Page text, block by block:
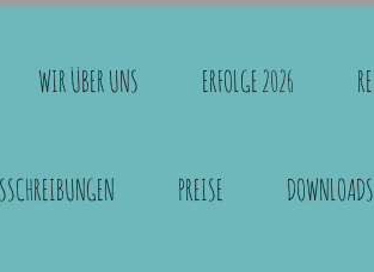
WIR ÜBER UNS ERFOLGE 2026
PREISE DOWNLOADS